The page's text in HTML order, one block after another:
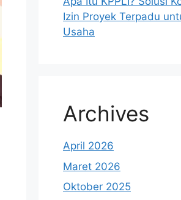
Izin Proyek Terpadu
Usaha
Archives
April 2026
Maret 2026
Oktober 2025